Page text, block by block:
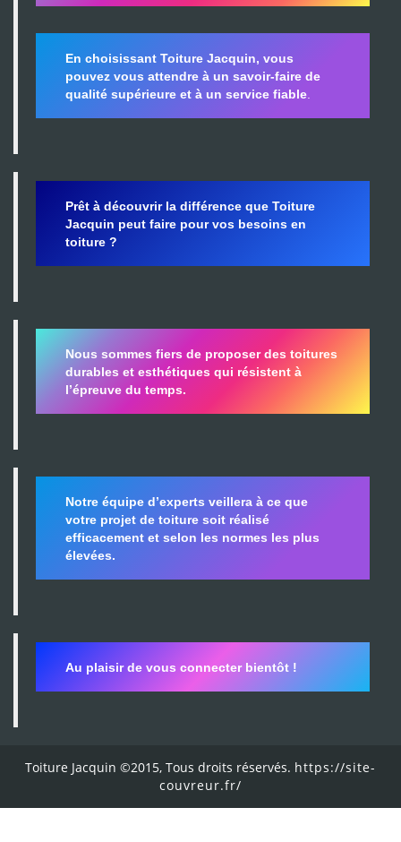
En choisissant Toiture Jacquin, vous
pouvez vous attendre à un savoir-faire de
qualité supérieure et à un service fiable
Prêt à découvrir la différence que Toiture
Jacquin peut faire pour vos besoins en
toiture ?
Nous sommes fiers de proposer des toitures
durables et esthétiques qui résistent à
l’épreuve du temps.
Notre équipe d’experts veillera à ce que
votre projet de toiture soit réalisé
efficacement et selon les normes les plus
élevées.
Au plaisir de vous connecter bientôt !
Toiture Jacquin ©2015, Tous droits réservés. https://site-
couvreur.fr/